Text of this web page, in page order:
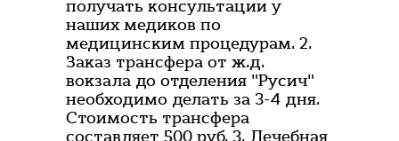
получать консультации у
наших медиков по
медицинским процедурам. 2.
Заказ трансфера от ж.д.
вокзала до отделения "Русич"
необходимо делать за 3-4 дня.
Стоимость трансфера
составляет 500 руб. 3. Лечебная